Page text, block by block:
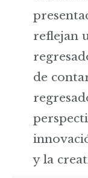
reflejan
de
y la